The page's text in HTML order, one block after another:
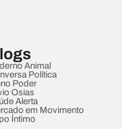
Animal
Política
Poder
Osias
Alerta
em Movimento
Íntimo